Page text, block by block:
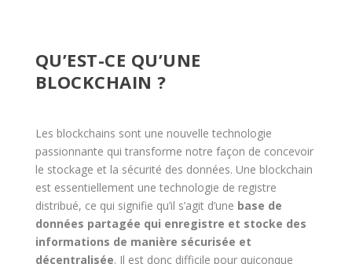
QU’EST-CE QU’UNE
BLOCKCHAIN ?
Les blockchains sont une nouvelle technologie
passionnante qui transforme notre façon de concevoir
le stockage et la sécurité des données. Une blockchain
est essentiellement une technologie de registre
distribué, ce qui signifie qu’il s’agit d’une base de
données partagée qui enregistre et stocke des
informations de manière sécurisée et
décentralisée. Il est donc difficile pour quiconque